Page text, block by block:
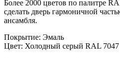
Более 2000 цветов по палитре
сделать дверь гармоничной
ансамбля.
Покрытие: Эмаль
Цвет: Холодный серый RAL 7047